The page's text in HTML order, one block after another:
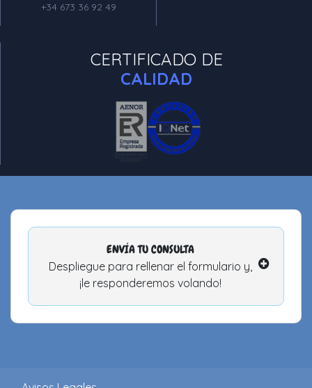
+34 673 36 92 49
CERTIFICADO DE
CALIDAD
ENVÍA TU CONSULTA
Despliegue para rellenar el formulario y,
¡le responderemos volando!